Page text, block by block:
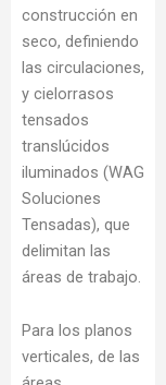
construcción en
seco, definiendo
las circulaciones,
y cielorrasos
tensados
translúcidos
iluminados (WAG
Soluciones
Tensadas), que
delimitan las
áreas de trabajo.
Para los planos
verticales, de las